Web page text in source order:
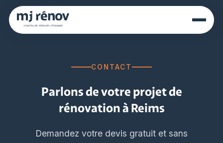
CONTACT
Parlons de votre projet de
rénovation à Reims
Demandez votre devis gratuit et sans